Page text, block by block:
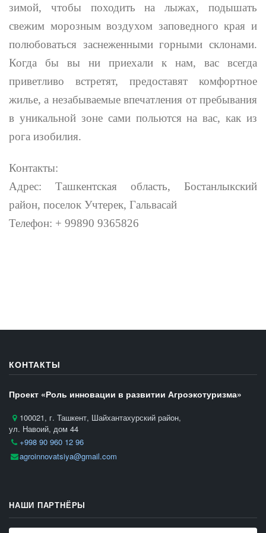
зимой, чтобы походить на лыжах, подышать
свежим морозным воздухом заповедного края и
полюбоваться заснеженными горными склонами.
Когда бы вы ни приехали к нам, вас всегда
приветливо встретят, предоставят комфортное
жилье, а незабываемые впечатления от пребывания
в уникальной зоне сами польются на вас, как из
рога изобилия.
Контакты:
Адрес: Ташкентская область, Бостанлыкский
район, поселок Учтерек, Гальвасай
Телефон: + 99890 9365826
КОНТАКТЫ
Проект «Роль инновации в развитии Агроэкотуризма»
100021, г. Ташкент, Шайхантахурский район,
ул. Навоий, дом 44
+998 90 960 12 96
agroinnovatsiya@gmail.com
НАШИ ПАРТНЁРЫ